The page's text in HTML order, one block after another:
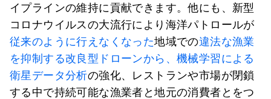
イプラインの維持に貢献できます。他にも、新型
コロナウイルスの大流行により海洋パトロールが
従来のように行えなくなった地域での違法な漁業
を抑制する改良型ドローンから、機械学習による
衛星データ分析の強化、レストランや市場が閉鎖
する中で持続可能な漁業者と地元の消費者とをつ